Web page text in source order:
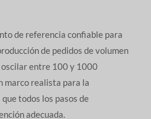
de referencia confiable para
de pedidos de volumen
oscilar entre 100 y 1000
marco realista para la
todos los pasos de
adecuada.